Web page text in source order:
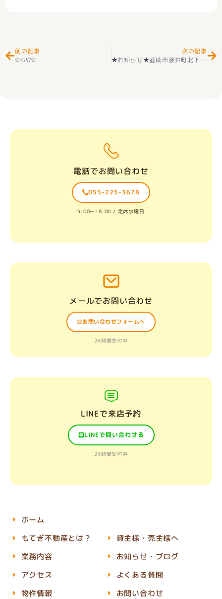
前の記事
☆GW☆
次の記事
★お知らせ★韮崎市藤井町北下條 区画④住宅用地 好評販売中(^^♪
電話でお問い合わせ
055-225-3678
9:00〜18:00 / 定休水曜日
メールでお問い合わせ
お問い合わせフォームへ
24時間受付中
LINEで来店予約
LINEで問い合わせる
24時間受付中
ホーム
もてぎ不動産とは？
業務内容
アクセス
物件情報
貸主様・売主様へ
お知らせ・ブログ
よくある質問
お問い合わせ